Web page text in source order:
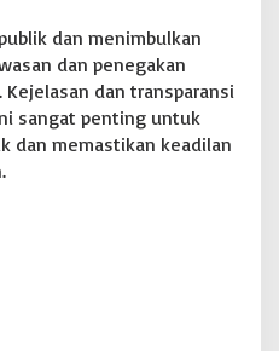
dan menimbulkan
dan penegakan
dan transparansi
sangat penting untuk
dan memastikan keadilan